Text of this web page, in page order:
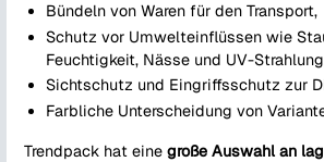
Bündeln von Waren für den Transport,
Schutz vor Umwelteinflüssen wie
Feuchtigkeit, Nässe und UV-
Sichtschutz und Eingriffsschutz zur
Farbliche Unterscheidung von
Trendpack hat eine große Auswahl an